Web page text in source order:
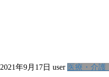
2021年9月17日 user 医療・介護